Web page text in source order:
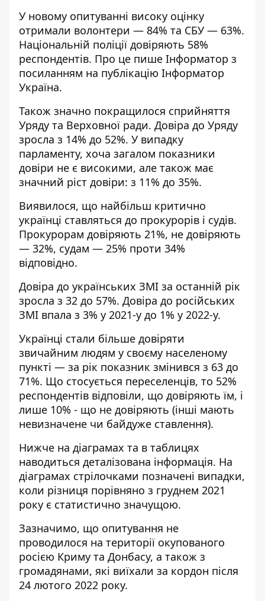
У новому опитуванні високу оцінку
отримали волонтери — 84% та СБУ — 63%.
Національній поліції довіряють 58%
респондентів. Про це пише Інформатор з
посиланням на публікацію Інформатор
Україна.
Також значно покращилося сприйняття
Уряду та Верховної ради. Довіра до Уряду
зросла з 14% до 52%. У випадку
парламенту, хоча загалом показники
довіри не є високими, але також має
значний ріст довіри: з 11% до 35%.
Виявилося, що найбільш критично
українці ставляться до прокурорів і судів.
Прокурорам довіряють 21%, не довіряють
— 32%, судам — 25% проти 34%
відповідно.
Довіра до українських ЗМІ за останній рік
зросла з 32 до 57%. Довіра до російських
ЗМІ впала з 3% у 2021-у до 1% у 2022-у.
Українці стали більше довіряти
звичайним людям у своєму населеному
пункті — за рік показник змінився з 63 до
71%. Що стосується переселенців, то 52%
респондентів відповіли, що довіряють їм, і
лише 10% - що не довіряють (інші мають
невизначене чи байдуже ставлення).
Нижче на діаграмах та в таблицях
наводиться деталізована інформація. На
діаграмах стрілочками позначені випадки,
коли різниця порівняно з груднем 2021
року є статистично значущою.
Зазначимо, що опитування не
проводилося на території окупованого
росією Криму та Донбасу, а також з
громадянами, які виїхали за кордон після
24 лютого 2022 року.